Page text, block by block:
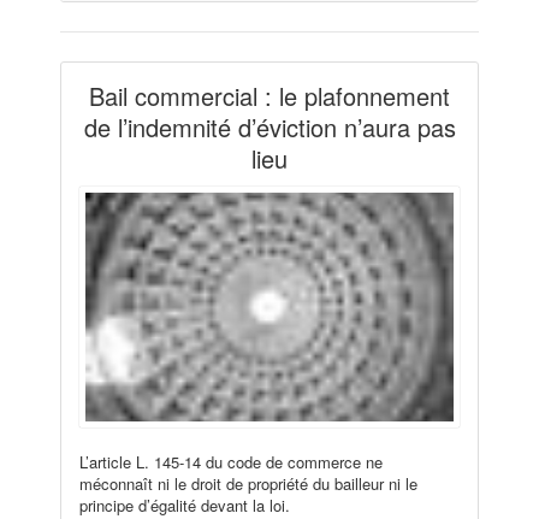
Bail commercial : le plafonnement
de l’indemnité d’éviction n’aura pas
lieu
L’article L. 145-14 du code de commerce ne
méconnaît ni le droit de propriété du bailleur ni le
principe d’égalité devant la loi.